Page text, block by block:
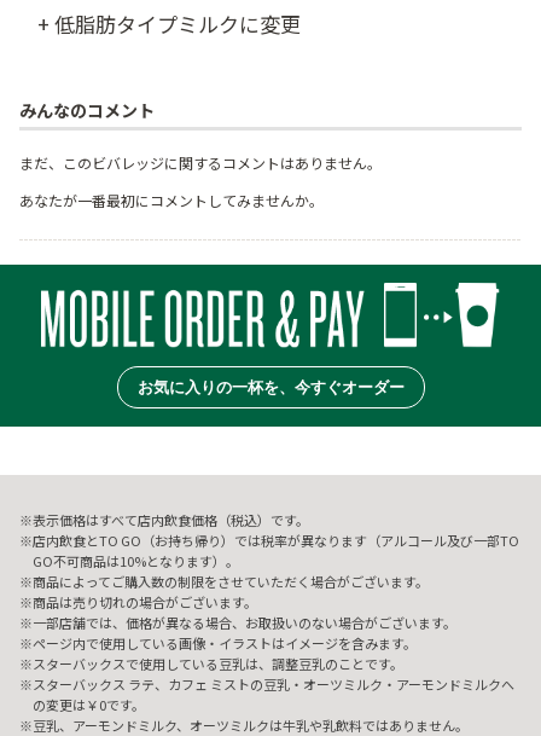
+ 低脂肪タイプミルクに変更
みんなのコメント
まだ、このビバレッジに関するコメントはありません。
あなたが一番最初にコメントしてみませんか。
お気に入りの一杯を、今すぐオーダー
表示価格はすべて店内飲食価格（税込）です。
店内飲食とTO GO（お持ち帰り）では税率が異なります（アルコール及び一部TO
GO不可商品は10%となります）。
商品によってご購入数の制限をさせていただく場合がございます。
商品は売り切れの場合がございます。
一部店舗では、価格が異なる場合、お取扱いのない場合がございます。
ページ内で使用している画像・イラストはイメージを含みます。
スターバックスで使用している豆乳は、調整豆乳のことです。
スターバックス ラテ、カフェ ミストの豆乳・オーツミルク・アーモンドミルクへ
の変更は￥0です。
豆乳、アーモンドミルク、オーツミルクは牛乳や乳飲料ではありません。